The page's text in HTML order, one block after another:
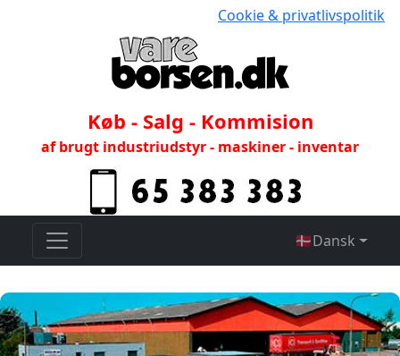
Cookie & privatlivspolitik
Køb - Salg - Kommision
af brugt industriudstyr - maskiner - inventar
🇩🇰Dansk